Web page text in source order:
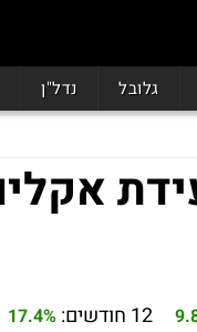
גלובל נדל"ן
12 חודשים: 17.4%